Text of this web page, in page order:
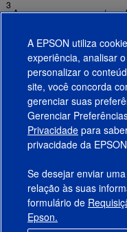
3
Acesse www.epson.com/
Informações de Segurança
Fixos ►
Produtos
Suporte
Links Sugeridos
Empresa
A EPSON utiliza
experiência, analisar
personalizar o
site, você concorda
gerenciar suas
Gerenciar
Privacidade para
privacidade da
Se desejar enviar
relação às suas
formulário de
Epson.